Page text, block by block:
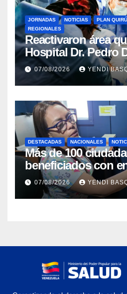
JORNADAS NOTICIAS
PLAN
REGIONALES
Reactivaron área
Hospital Dr. Pedro
Guárico
07/08/2026 YENDI
DESTACADAS NACIONALES
Más de 100
beneficiados con
prótesis auditivas
Rehabilitación J.J.
07/08/2026 YENDI